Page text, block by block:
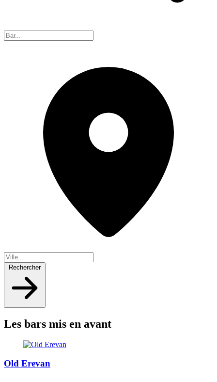
Rechercher
Les bars mis en avant
Old Erevan